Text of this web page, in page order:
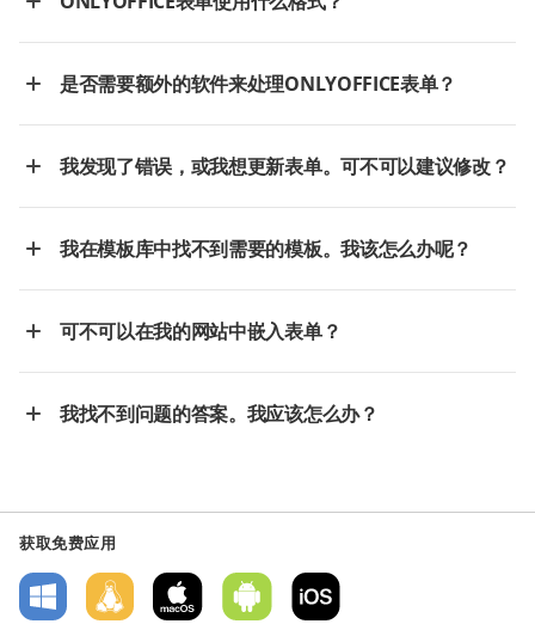
是否需要额外的软件来处理ONLYOFFICE表单？
我发现了错误，或我想更新表单。可不可以建议修改？
我在模板库中找不到需要的模板。我该怎么办呢？
可不可以在我的网站中嵌入表单？
我找不到问题的答案。我应该怎么办？
获取免费应用